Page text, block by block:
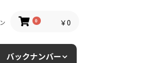
0 ￥0
バックナンバー